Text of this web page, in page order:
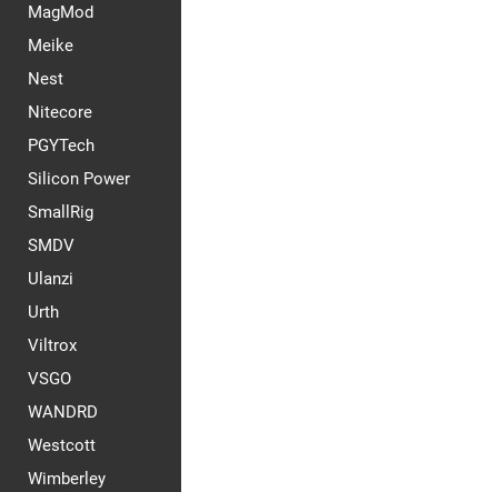
MagMod
Meike
Nest
Nitecore
PGYTech
Silicon Power
SmallRig
SMDV
Ulanzi
Urth
Viltrox
VSGO
WANDRD
Westcott
Wimberley